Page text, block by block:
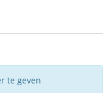
te geven